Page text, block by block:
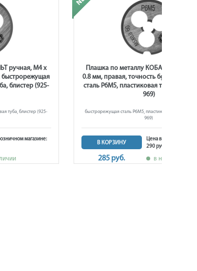
ручная, М4 х
быстрорежущая
блистер (925-
туба, блистер (925-
магазине:
Плашка по металлу КОБАЛЬТ
0.8 мм, правая, точность 6g,
сталь Р6М5, пластиковая туба,
969)
быстрорежущая сталь Р6М5, пластиковая туба,
969)
В КОРЗИНУ
285 руб.
Цена в розничном
290 руб.
в наличии